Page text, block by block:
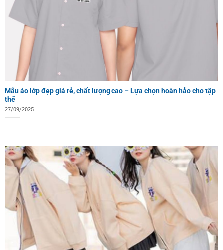
Mẫu áo lớp đẹp giá rẻ, chất lượng cao – Lựa chọn hoàn hảo cho tập
thể
27/09/2025